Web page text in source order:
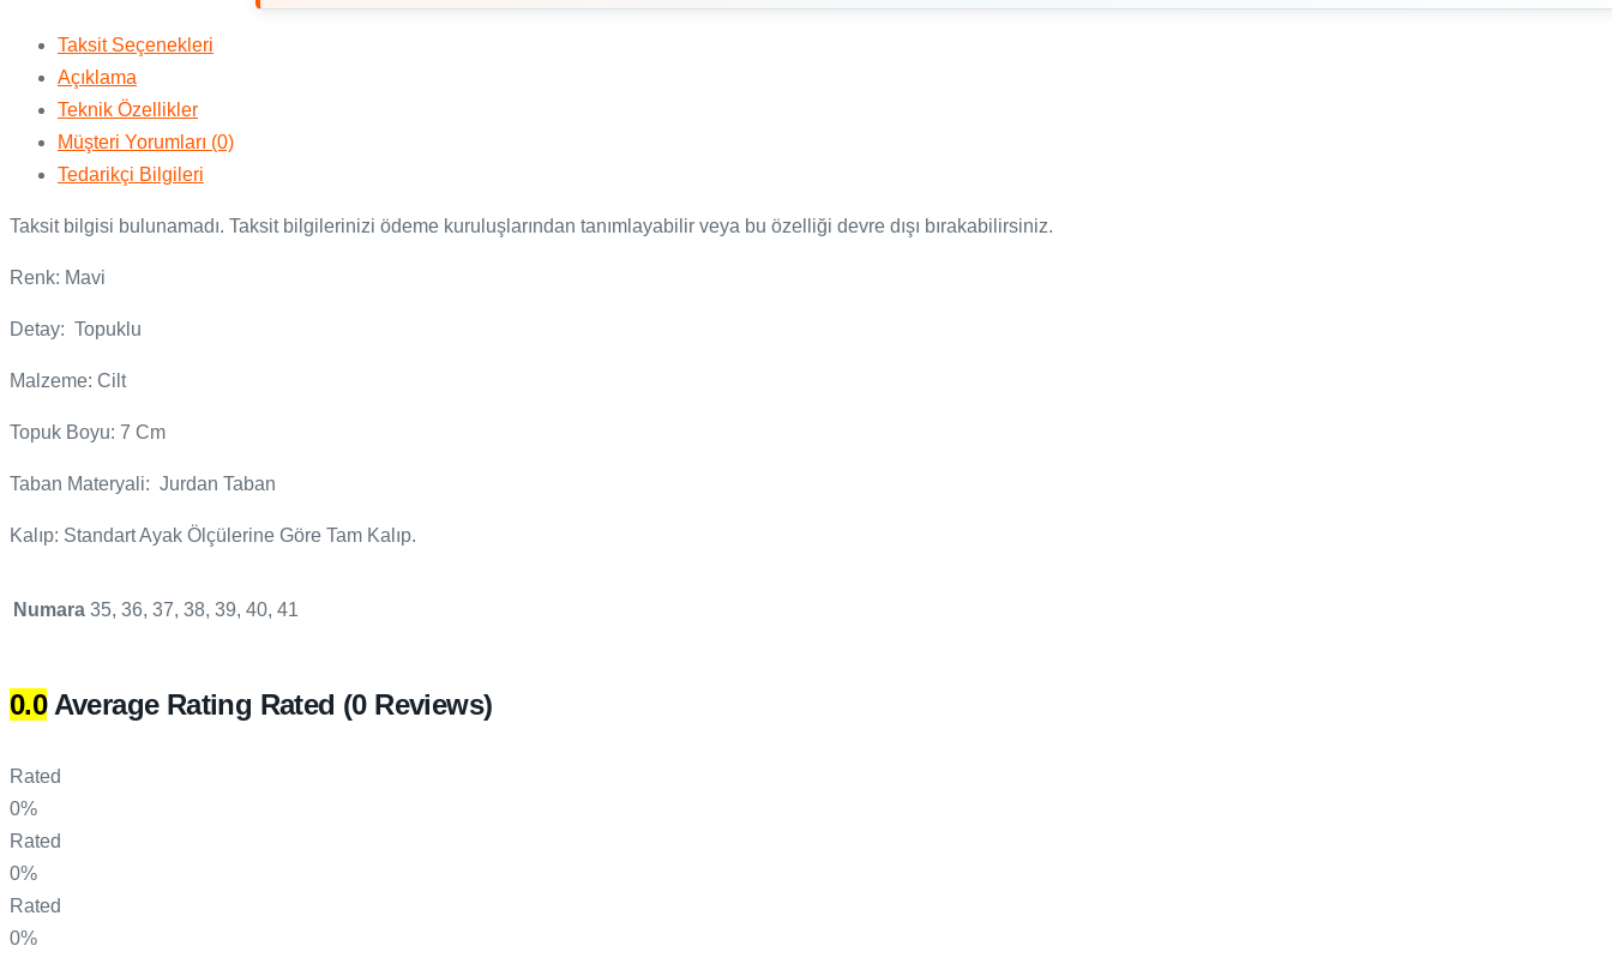
Taksit Seçenekleri
Açıklama
Teknik Özellikler
Müşteri Yorumları (0)
Tedarikçi Bilgileri
Taksit bilgisi bulunamadı. Taksit bilgilerinizi ödeme kuruluşlarından tanımlayabilir veya bu özelliği devre dışı bırakabilirsiniz.
Renk: Mavi
Detay: Topuklu
Malzeme: Cilt
Topuk Boyu: 7 Cm
Taban Materyali: Jurdan Taban
Kalıp: Standart Ayak Ölçülerine Göre Tam Kalıp.
Numara 35, 36, 37, 38, 39, 40, 41
0.0 Average Rating Rated (0 Reviews)
Rated
0%
Rated
0%
Rated
0%